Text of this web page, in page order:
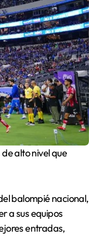
alto nivel que
balompié nacional,
a sus equipos
entradas,